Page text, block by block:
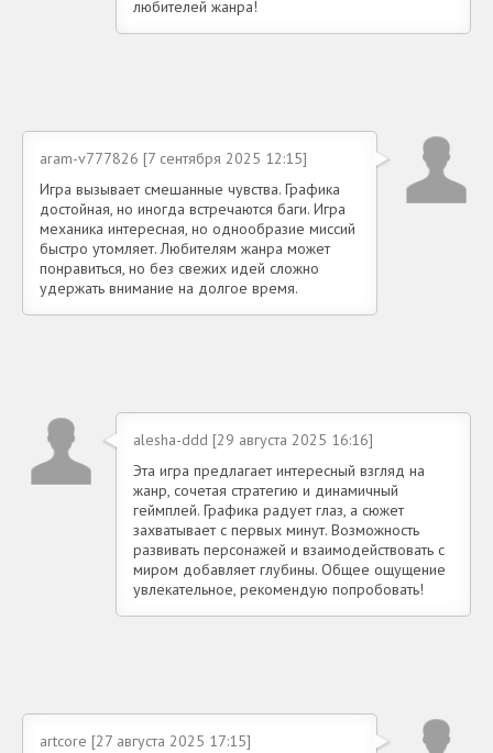
любителей жанра!
aram-v777826 [7 сентября 2025 12:15]
Игра вызывает смешанные чувства. Графика
достойная, но иногда встречаются баги. Игра
механика интересная, но однообразие миссий
быстро утомляет. Любителям жанра может
понравиться, но без свежих идей сложно
удержать внимание на долгое время.
alesha-ddd [29 августа 2025 16:16]
Эта игра предлагает интересный взгляд на
жанр, сочетая стратегию и динамичный
геймплей. Графика радует глаз, а сюжет
захватывает с первых минут. Возможность
развивать персонажей и взаимодействовать с
миром добавляет глубины. Общее ощущение
увлекательное, рекомендую попробовать!
artcore [27 августа 2025 17:15]